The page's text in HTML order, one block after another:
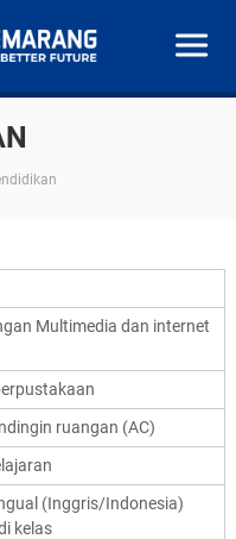
Multimedia dan internet
ruangan (AC)
(Inggris/Indonesia)
kelas